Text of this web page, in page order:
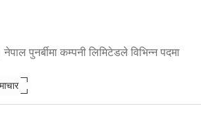
पुनर्बीमा कम्पनी लिमिटेडले विभिन्न पदमा